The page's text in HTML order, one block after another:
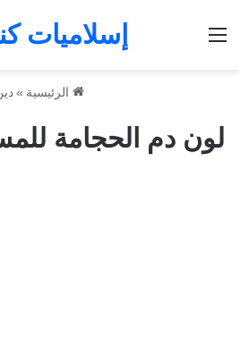
إسلاميات
الرئيسية »
لون دم الحجامة